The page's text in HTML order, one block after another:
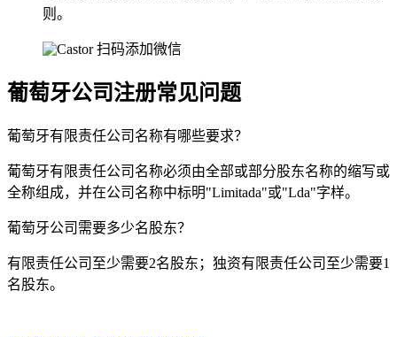
则。
扫码添加微信
葡萄牙公司注册常见问题
葡萄牙有限责任公司名称有哪些要求？
葡萄牙有限责任公司名称必须由全部或部分股东名称的缩写或
全称组成，并在公司名称中标明"Limitada"或"Lda"字样。
葡萄牙公司需要多少名股东？
有限责任公司至少需要2名股东；独资有限责任公司至少需要1
名股东。